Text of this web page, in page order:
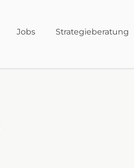
Jobs Strategieberatung